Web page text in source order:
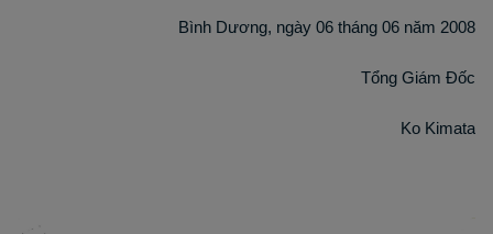
Bình Dương, ngày 06 tháng 06 năm 2008
Tổng Giám Đốc
Ko Kimata